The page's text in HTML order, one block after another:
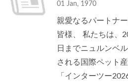
01 Jan, 1970
親愛なるパートナ
皆様、 私たちは、
日までニュルンベ
される国際ペット
「インターツー